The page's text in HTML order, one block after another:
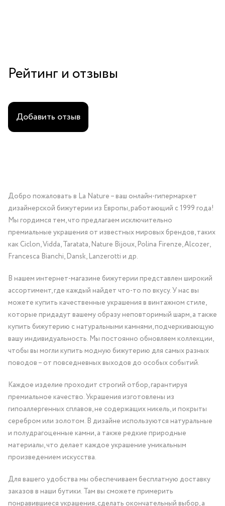
Рейтинг и отзывы
Добавить отзыв
Добро пожаловать в La Nature – ваш онлайн-гипермаркет
дизайнерской бижутерии из Европы, работающий с 1999 года!
Мы гордимся тем, что предлагаем исключительно
премиальные украшения от известных мировых брендов, таких
как Ciclon, Vidda, Taratata, Nature Bijoux, Polina Firenze, Alcozer,
Francesca Bianchi, Dansk, Lanzerotti и др.
В нашем интернет-магазине бижутерии представлен широкий
ассортимент, где каждый найдет что-то по вкусу. У нас вы
можете купить качественные украшения в винтажном стиле,
которые придадут вашему образу неповторимый шарм, а также
купить бижутерию с натуральными камнями, подчеркивающую
вашу индивидуальность. Мы постоянно обновляем коллекции,
чтобы вы могли купить модную бижутерию для самых разных
поводов – от повседневных выходов до особых событий.
Каждое изделие проходит строгий отбор, гарантируя
премиальное качество. Украшения изготовлены из
гипоаллергенных сплавов, не содержащих никель, и покрыты
серебром или золотом. В дизайне используются натуральные
и полудрагоценные камни, а также редкие природные
материалы, что делает каждое украшение уникальным
произведением искусства.
Для вашего удобства мы обеспечиваем бесплатную доставку
заказов в наши бутики. Там вы сможете примерить
понравившиеся украшения, сделать окончательный выбор, а